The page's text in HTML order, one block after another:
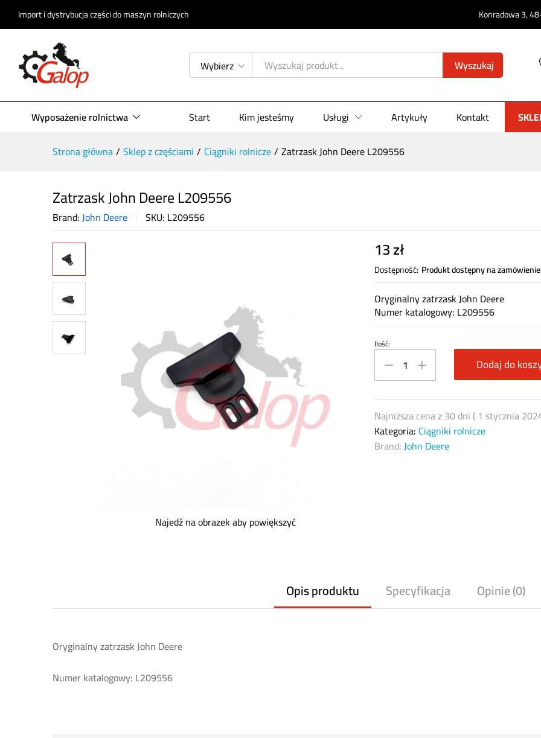
Import i dystrybucja części do maszyn rolniczych Konradowa 3,
Wybierz Wyszukaj
Wyposażenie rolnictwa Start Kim jesteśmy Usługi Artykuły Kontakt
Strona główna/ Sklep z częściami / Ciągniki rolnicze/ Zatrzask John Deere L209556
Zatrzask John Deere L209556
Brand:John Deere SKU: L209556
Najedź na obrazek aby powiększyć
13zł
Dostępność: Produkt dostępny na zamówienie
Oryginalny zatrzask John Deere
Numer katalogowy: L209556
Zatrzask
John
Deere
Ilość:
Dodaj do
Najniższa cena z 30 dni ( 1 stycznia
Kategoria: Ciągniki rolnicze
Brand:John Deere
Opis produktu Specyfikacja Opinie (0)
Oryginalny zatrzask John Deere
Numer katalogowy: L209556
Opis produktu Specyfikacja